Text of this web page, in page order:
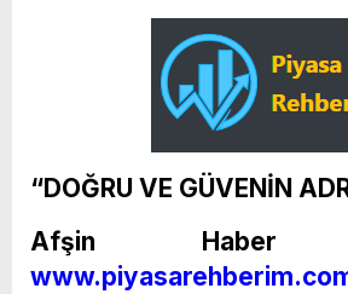
“DOĞRU VE GÜVENİN
Afşin Haber